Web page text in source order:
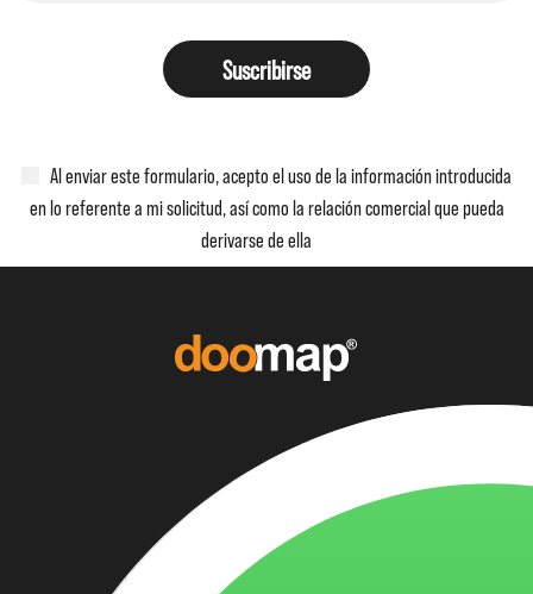
Al enviar este formulario, acepto el uso de la información introducida
en lo referente a mi solicitud, así como la relación comercial que pueda
derivarse de ella
Suscribirse